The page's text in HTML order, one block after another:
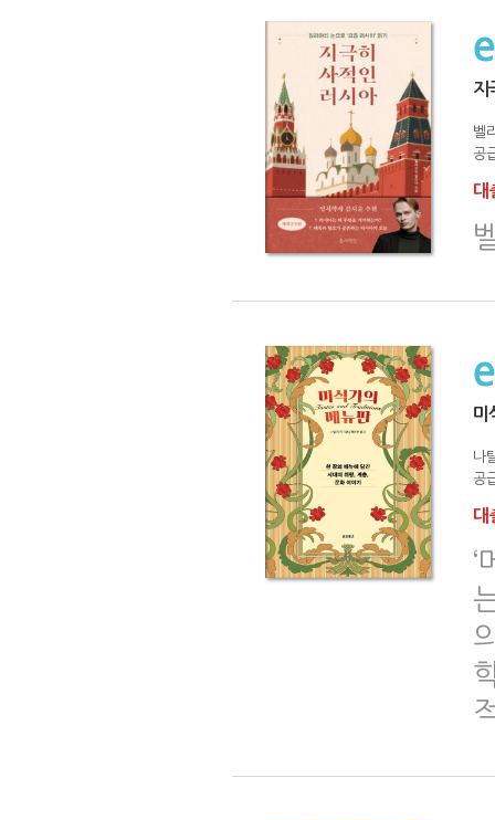
지
벨
공
대
미
나
공
대
‘